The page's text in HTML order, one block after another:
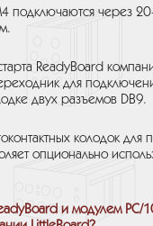
через 20-
ReadyBoard
для
двух разъемов DB9.
колодок для
опционально
и модулем РС/